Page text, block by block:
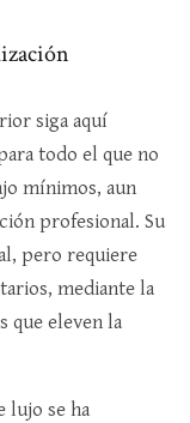
siga aquí
todo el que no
mínimos, aun
profesional. Su
pero requiere
mediante la
que eleven la
lujo se ha